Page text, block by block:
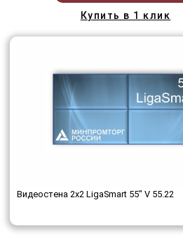
Купить в 1 клик
Видеостена 2x2 LigaSmart 55" V 55.22